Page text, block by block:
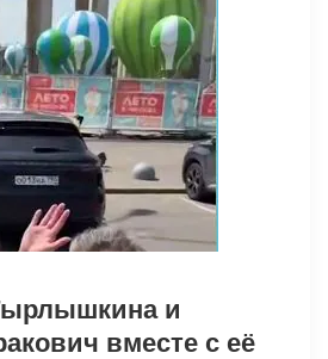
и
вместе с её